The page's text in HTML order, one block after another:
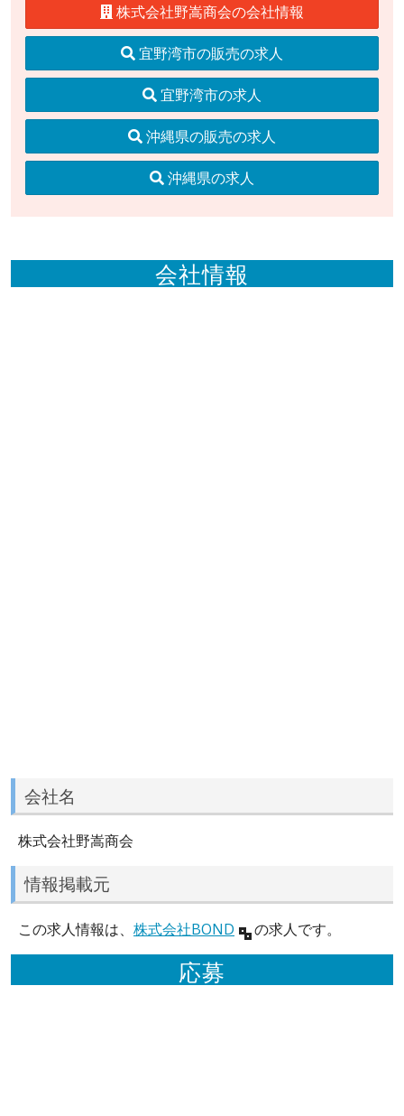
株式会社野嵩商会の会社情報
宜野湾市の販売の求人
宜野湾市の求人
沖縄県の販売の求人
沖縄県の求人
会社情報
会社名
株式会社野嵩商会
情報掲載元
この求人情報は、 株式会社BOND の求人です。
応募